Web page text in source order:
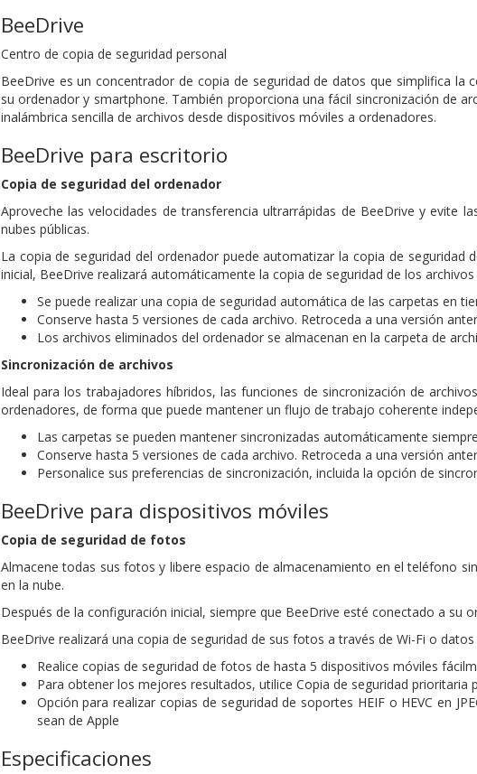
BeeDrive
Centro de copia de seguridad personal
BeeDrive es un concentrador de copia de seguridad de datos que simplifica
su ordenador y smartphone. También proporciona una fácil sincronización de
inalámbrica sencilla de archivos desde dispositivos móviles a ordenadores.
BeeDrive para escritorio
Copia de seguridad del ordenador
Aproveche las velocidades de transferencia ultrarrápidas de BeeDrive y evite
nubes públicas.
La copia de seguridad del ordenador puede automatizar la copia de seguridad
inicial, BeeDrive realizará automáticamente la copia de seguridad de los
Se puede realizar una copia de seguridad automática de las carpetas en
Conserve hasta 5 versiones de cada archivo. Retroceda a una versión
Los archivos eliminados del ordenador se almacenan en la carpeta de
Sincronización de archivos
Ideal para los trabajadores híbridos, las funciones de sincronización de
ordenadores, de forma que puede mantener un flujo de trabajo coherente
Las carpetas se pueden mantener sincronizadas automáticamente
Conserve hasta 5 versiones de cada archivo. Retroceda a una versión
Personalice sus preferencias de sincronización, incluida la opción de
BeeDrive para dispositivos móviles
Copia de seguridad de fotos
Almacene todas sus fotos y libere espacio de almacenamiento en el teléfono
en la nube.
Después de la configuración inicial, siempre que BeeDrive esté conectado a su
BeeDrive realizará una copia de seguridad de sus fotos a través de Wi-Fi o datos
Realice copias de seguridad de fotos de hasta 5 dispositivos móviles
Para obtener los mejores resultados, utilice Copia de seguridad prioritaria
Opción para realizar copias de seguridad de soportes HEIF o HEVC en
sean de Apple
Especificaciones